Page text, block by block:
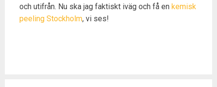
och utifrån. Nu ska jag faktiskt iväg och få en kemisk
peeling Stockholm, vi ses!